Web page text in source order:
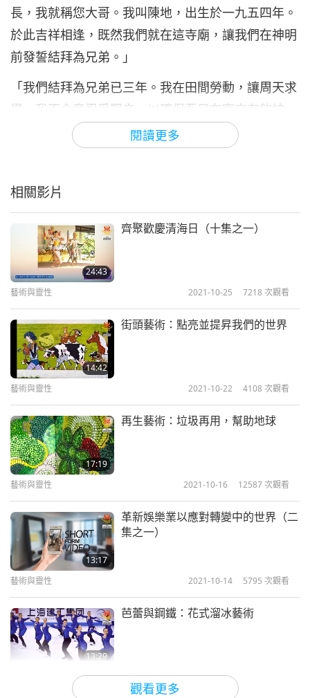
閱讀更多
長，我就稱您大哥。我叫陳地，出生於一九五四年。
於此吉祥相逢，既然我們就在這寺廟，讓我們在神明
前發誓結拜為兄弟。」
「我們結拜為兄弟已三年。我在田間勞動，讓周天求
學，我不介意忍受艱辛，以確保吾兄在寒夜有夠被
子，穀物收成交替期間，他仍有米飯可食。足夠紙、
筆、墨和衣物隨時備妥。為籌措旅費供他赴試，我願
即將赴京趕考，請好心借我六百盾。」「周天將離開
應試，你一人在家可不孤寂？你何不賣地給我並留在
我府上工作？你就以工資償還所有債務…」
觀看更多
相關影片
24:43
齊聚歡慶清海日（十集之一）
藝術與靈性 2021-10-25 7218 次觀看
14:42
街頭藝術：點亮並提昇我們的世界
藝術與靈性 2021-10-22 4108 次觀看
17:19
再生藝術：垃圾再用，幫助地球
藝術與靈性 2021-10-16 12587次觀看
13:17
革新娛樂業以應對轉變中的世界（二
集之一）
藝術與靈性 2021-10-14 5795 次觀看
13:29
芭蕾與鋼鐵：花式溜冰藝術
2021-10-12